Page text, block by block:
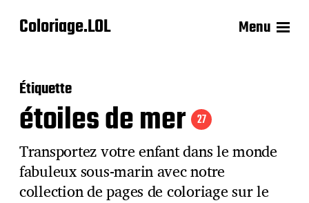
Coloriage.LOL Menu
Étiquette
étoiles de mer 27
Transportez votre enfant dans le monde
fabuleux sous-marin avec notre
collection de pages de coloriage sur le